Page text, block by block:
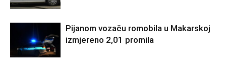
Pijanom vozaču romobila u Makarskoj
izmjereno 2,01 promila